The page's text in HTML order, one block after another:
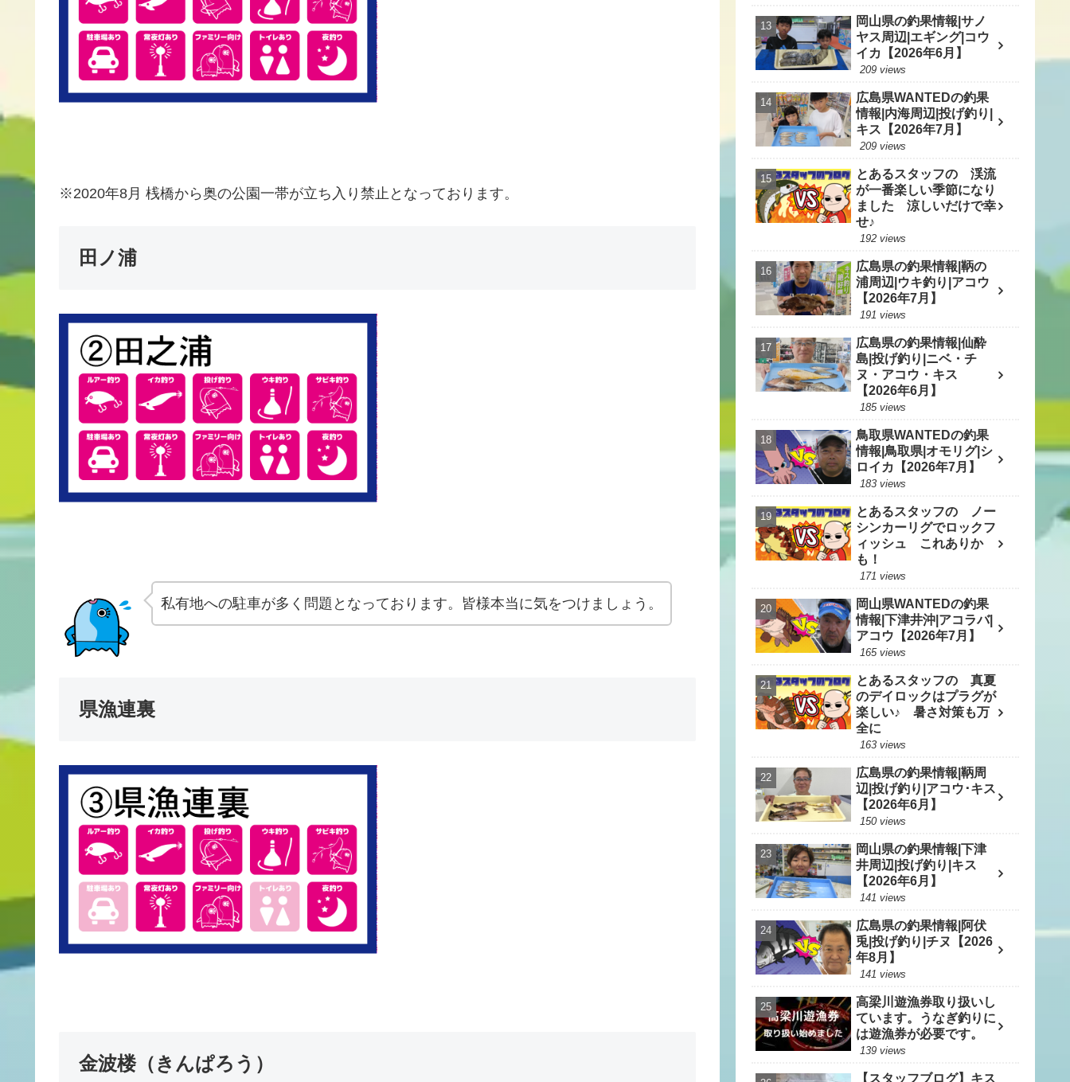
※2020年8月 桟橋から奥の公園一帯が立ち入り禁止となっております。
田ノ浦
私有地への駐車が多く問題となっております。皆様本当に気をつけましょう。
県漁連裏
金波楼（きんぱろう）
岡山県の釣果情報|サノ
ヤス周辺|エギング|コウ
イカ【2026年6月】
209 views
広島県WANTEDの釣果
情報|内海周辺|投げ釣り|
キス【2026年7月】
209 views
とあるスタッフの 渓流
が一番楽しい季節になり
ました 涼しいだけで幸
せ♪
192 views
広島県の釣果情報|鞆の
浦周辺|ウキ釣り|アコウ
【2026年7月】
191 views
広島県の釣果情報|仙酔
島|投げ釣り|ニベ・チ
ヌ・アコウ・キス
【2026年6月】
185 views
鳥取県WANTEDの釣果
情報|鳥取県|オモリグ|シ
ロイカ【2026年7月】
183 views
とあるスタッフの ノー
シンカーリグでロックフ
ィッシュ これありか
も！
171 views
岡山県WANTEDの釣果
情報|下津井沖|アコラバ|
アコウ【2026年7月】
165 views
とあるスタッフの 真夏
のデイロックはプラグが
楽しい♪ 暑さ対策も万
全に
163 views
広島県の釣果情報|鞆周
辺|投げ釣り|アコウ･キス
【2026年6月】
150 views
岡山県の釣果情報|下津
井周辺|投げ釣り|キス
【2026年6月】
141 views
広島県の釣果情報|阿伏
兎|投げ釣り|チヌ【2026
年8月】
141 views
高梁川遊漁券取り扱いし
ています。うなぎ釣りに
は遊漁券が必要です。
139 views
【スタッフブログ】キス